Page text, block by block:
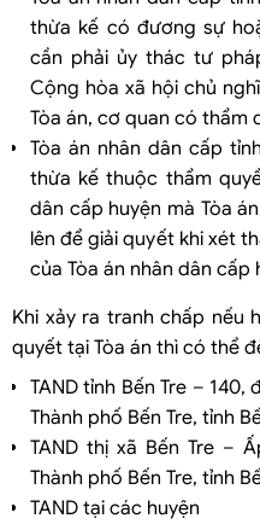
thừa kế có đương sự
cần phải ủy thác tư
Cộng hòa xã hội chủ
Tòa án, cơ quan có thẩm
Tòa án nhân dân cấp
thừa kế thuộc thẩm
dân cấp huyện mà Tòa
lên để giải quyết khi xét
của Tòa án nhân dân cấp
Khi xảy ra tranh chấp nếu
quyết tại Tòa án thì có thể
TAND tỉnh Bến Tre –
Thành phố Bến Tre, tỉnh
TAND thị xã Bến Tre –
Thành phố Bến Tre, tỉnh
TAND tại các huyện